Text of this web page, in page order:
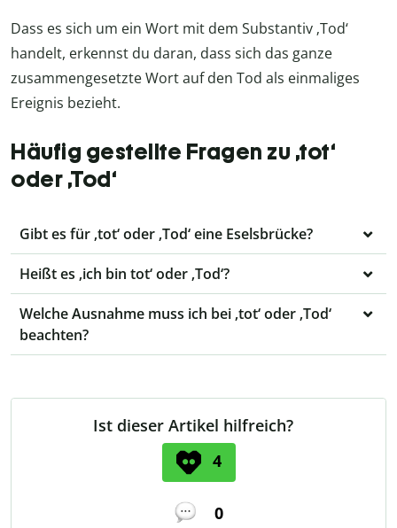
Dass es sich um ein Wort mit dem Substantiv ‚Tod‘
handelt, erkennst du daran, dass sich das ganze
zusammengesetzte Wort auf den Tod als einmaliges
Ereignis bezieht.
Häufig gestellte Fragen zu ‚tot‘
oder ‚Tod‘
Gibt es für ‚tot‘ oder ‚Tod‘ eine Eselsbrücke?
Heißt es ‚ich bin tot‘ oder ‚Tod‘?
Welche Ausnahme muss ich bei ‚tot‘ oder ‚Tod‘
beachten?
Ist dieser Artikel hilfreich?
4
0